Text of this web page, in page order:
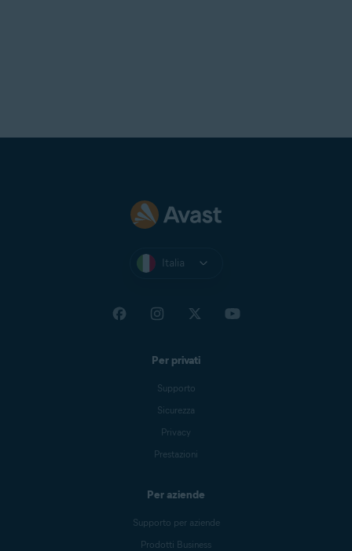
Italia
Per privati
Supporto
Sicurezza
Privacy
Prestazioni
Per aziende
Supporto per aziende
Prodotti Business